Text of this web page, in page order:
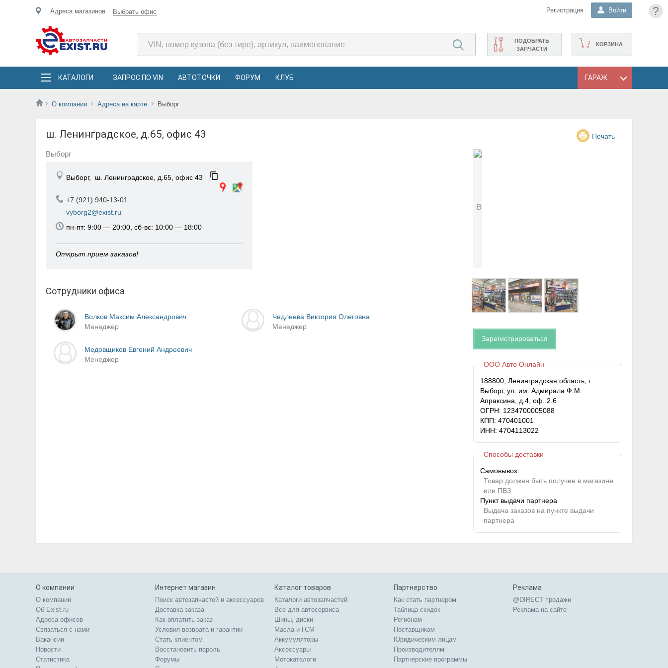
?
Адреса магазинов Выбрать офис Регистрация Войти
КОРЗИНА
ПОДОБРАТЬ
ЗАПЧАСТИ
КАТАЛОГИ ЗАПРОС ПО VIN АВТОТОЧКИ ФОРУМ КЛУБ ГАРАЖ
О компании Адреса на карте Выборг
ш. Ленинградское, д.65, офис 43 Печать
Выборг
Выборг, ш. Ленинградское, д.65, офис 43
+7 (921) 940-13-01
vyborg2@exist.ru
пн-пт: 9:00 — 20:00, сб-вс: 10:00 — 18:00
Открыт прием заказов!
Сотрудники офиса
Волков Максим Александрович
Менеджер
Чедлеева Виктория Олеговна
Менеджер
Медовщиков Евгений Андреевич
Менеджер
Зарегистрироваться
ООО Авто Онлайн
188800, Ленинградская область, г.
Выборг, ул. им. Адмирала Ф.М.
Апраксина, д.4, оф. 2.6
ОГРН: 1234700005088
КПП: 470401001
ИНН: 4704113022
Способы доставки
Самовывоз
Товар должен быть получен в магазине
или ПВЗ
Пункт выдачи партнера
Выдача заказов на пункте выдачи
партнера
О компании
О компании
Об Exist.ru
Адреса офисов
Связаться с нами
Вакансии
Новости
Статистика
Интернет магазин
Поиск автозапчастей и аксессуаров
Доставка заказа
Как оплатить заказ
Условия возврата и гарантии
Стать клиентом
Восстановить пароль
Форумы
Каталог товаров
Каталоги автозапчастей
Все для автосервиса
Шины, диски
Масла и ГСМ
Аккумуляторы
Аксессуары
Мотокаталоги
Партнерство
Как стать партнером
Таблица скидок
Регионам
Поставщикам
Юридическим лицам
Производителям
Партнерские программы
Реклама
@DIRECT продажи
Реклама на сайте